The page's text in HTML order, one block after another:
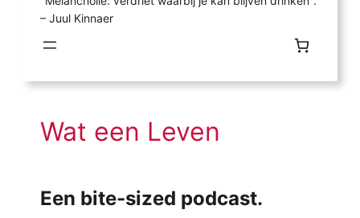
– Juul Kinnaer
Wat een Leven
Een bite-sized podcast.